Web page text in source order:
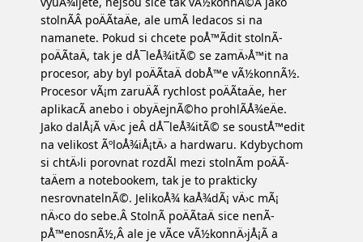
stolnÃ­Â poÄÃ­taÄe, ale umÃ­ ledacos si na
namanete. Pokud si chcete poÅ™Ã­dit stolnÃ­
poÄÃ­taÄ, tak je dÅ¯leÅ¾itÃ© se zamÄ›Å™it na
procesor, aby byl poÄÃ­taÄ dobÅ™e vÃ½konnÃ½.
Procesor vÃ¡m zaruÄÃ­ rychlost poÄÃ­taÄe, her
aplikacÃ­ anebo i obyÄejnÃ©ho prohlÃ­Å¾eÄe.
Jako dalÅ¡Ã­ vÄ›c jeÂ dÅ¯leÅ¾itÃ© se soustÅ™edit
na velikost ÃºloÅ¾iÅ¡tÄ› a hardwaru. Kdybychom
si chtÄ›li porovnat rozdÃ­l mezi stolnÃ­m poÄÃ­
taÄem a notebookem, tak je to prakticky
nesrovnatelnÃ©. JelikoÅ¾ kaÅ¾dÃ¡ vÄ›c mÃ¡
nÄ›co do sebe.Â StolnÃ­ poÄÃ­taÄ sice nenÃ­
pÅ™enosnÃ½,Â ale je vÃ­ce vÃ½konnÄ›jÅ¡Ã­ a